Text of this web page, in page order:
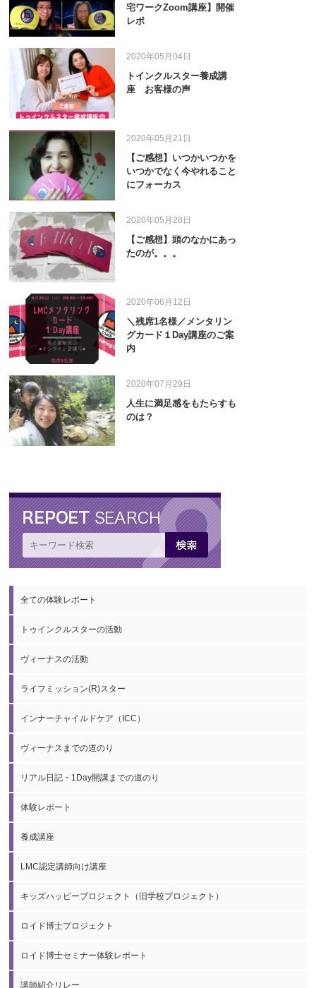
宅ワークZoom講座】開催
レポ
2020年05月04日
トインクルスター養成講
座 お客様の声
2020年05月21日
【ご感想】いつかいつかを
いつかでなく今やれること
にフォーカス
2020年05月28日
【ご感想】頭のなかにあっ
たのが。。。
2020年06月12日
＼残席1名様／メンタリン
グカード１Day講座のご案
内
2020年07月29日
人生に満足感をもたらすも
のは？
全ての体験レポート
トゥインクルスターの活動
ヴィーナスの活動
ライフミッション(R)スター
インナーチャイルドケア（ICC）
ヴィーナスまでの道のり
リアル日記・1Day開講までの道のり
体験レポート
養成講座
LMC認定講師向け講座
キッズハッピープロジェクト（旧学校プロジェクト）
ロイド博士プロジェクト
ロイド博士セミナー体験レポート
講師紹介リレー